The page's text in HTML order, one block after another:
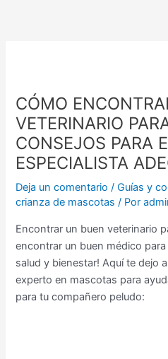
CÓMO
VETERINARIO
CONSEJOS PARA
ESPECIALISTA
Deja un comentario /Guías y
crianza de mascotas / Por
Encontrar un buen veterinario
encontrar un buen médico
salud y bienestar! Aquí te dejo
experto en mascotas para
para tu compañero peludo: